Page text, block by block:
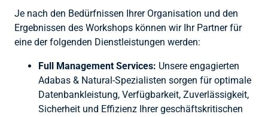
Je nach den Bedürfnissen Ihrer Organisation und den
Ergebnissen des Workshops können wir Ihr Partner für
eine der folgenden Dienstleistungen werden:
Full Management Services: Unsere engagierten
Adabas & Natural-Spezialisten sorgen für optimale
Datenbankleistung, Verfügbarkeit, Zuverlässigkeit,
Sicherheit und Effizienz Ihrer geschäftskritischen